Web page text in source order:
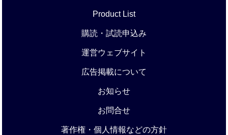
Product List
購読・試読申込み
運営ウェブサイト
広告掲載について
お知らせ
お問合せ
著作権・個人情報などの方針